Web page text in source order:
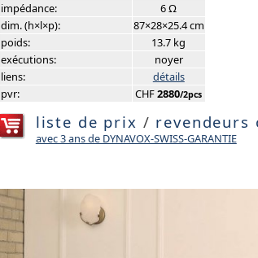
impédance:
6 Ω
dim. (h×l×p):
87×28×25.4 cm
poids:
13.7 kg
exécutions:
noyer
liens:
détails
pvr:
CHF2880/2pcs
liste de prix / revendeurs
avec 3 ans de DYNAVOX-SWISS-GARANTIE